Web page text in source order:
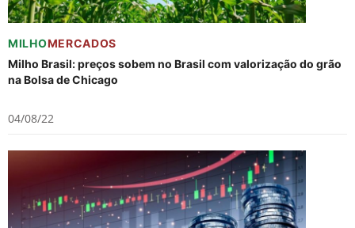
MILHOMERCADOS
Milho Brasil: preços sobem no Brasil com valorização do grão
na Bolsa de Chicago
04/08/22